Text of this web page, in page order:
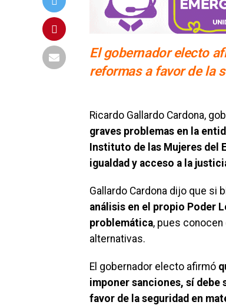
El gobernador electo
reformas a favor de la
Ricardo Gallardo Cardona,
graves problemas en la
Instituto de las Mujeres del
igualdad y acceso a la
Gallardo Cardona dijo que si
análisis en el propio Poder
problemática, pues
alternativas.
El gobernador electo afirmó
imponer sanciones, sí debe
favor de la seguridad en